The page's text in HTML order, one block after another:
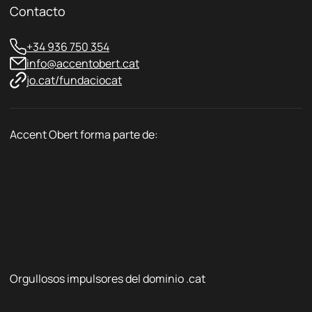
*
Contacto
+34 936 750 354
info@accentobert.cat
jo.cat/fundaciocat
Accent Obert forma parte de:
Orgullosos impulsores del dominio .cat